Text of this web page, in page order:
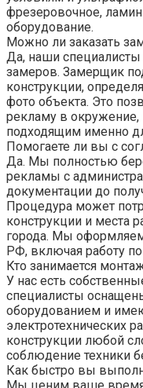
фрезеровочное,
оборудование.
Можно ли заказать
Да, наши
замеров. Замерщик
конструкции,
фото объекта. Это
рекламу в окружение,
подходящим именно
Помогаете ли вы с
Да. Мы полностью
рекламы с
документации до
Процедура может
конструкции и места
города. Мы оформляем
РФ, включая работу
Кто занимается
У нас есть
специалисты
оборудованием и
электротехнических
конструкции любой
соблюдение техники
Как быстро вы